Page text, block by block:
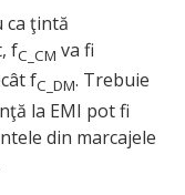
ca ţintă
fC_CM va fi
fC_DM. Trebuie
la EMI pot fi
din marcajele